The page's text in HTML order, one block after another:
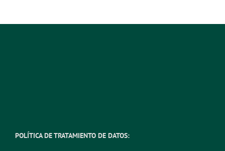
POLÍTICA DE TRATAMIENTO DE DATOS: